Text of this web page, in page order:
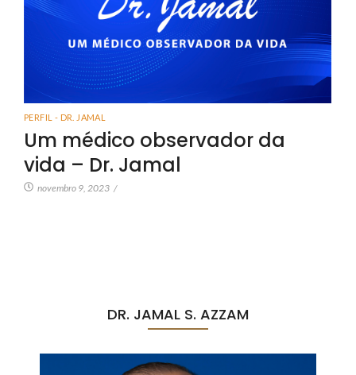
PERFIL - DR. JAMAL
Um médico observador da
vida – Dr. Jamal
novembro 9, 2023 /
DR. JAMAL S. AZZAM